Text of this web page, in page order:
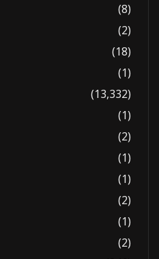
(8)
(2)
(18)
(1)
(13,332)
(1)
(2)
(1)
(1)
(2)
(1)
(2)